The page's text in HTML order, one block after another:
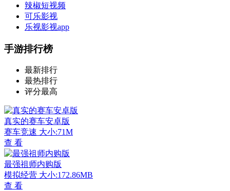
辣椒短视频
可乐影视
乐视影视app
手游排行榜
最新排行
最热排行
评分最高
真实的赛车安卓版
赛车竞速 大小:71M
查 看
最强祖师内购版
模拟经营 大小:172.86MB
查 看